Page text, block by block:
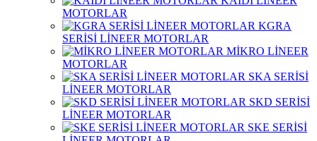
MOTORLAR
KGRA
SERİSİ LİNEER MOTORLAR
MİKRO LİNEER
MOTORLAR
SKA SERİSİ
LİNEER MOTORLAR
SKD SERİSİ
LİNEER MOTORLAR
SKE SERİSİ